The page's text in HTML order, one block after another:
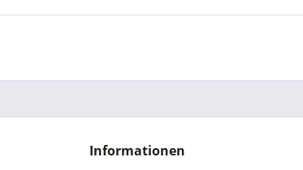
Informationen